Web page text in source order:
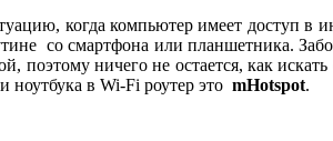
когда компьютер имеет доступ
со смартфона или планшетника.
поэтому ничего не остается, как
в Wi-Fi роутер это mHotspot.